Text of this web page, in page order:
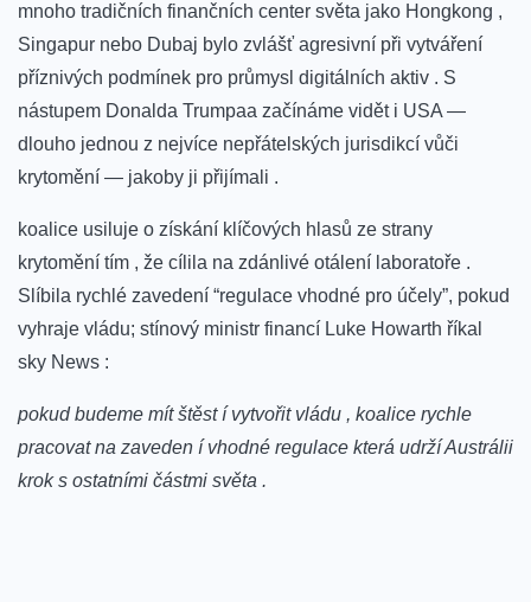
mnoho tradičních finančních center světa jako Hongkong ,
Singapur ⁢nebo Dubaj bylo zvlášť agresivní‌ při‌ vytváření
příznivých podmínek pro průmysl digitálních aktiv . S
‌nástupem Donalda Trumpaa začínáme vidět i ‌USA —
dlouho jednou ⁤z nejvíce nepřátelských jurisdikcí vůči
krytomění⁣ — jakoby ji přijímali . ‌
koalice‌ usiluje o⁢ získání klíčových hlasů ze strany
krytomění tím , že⁢ cílila na zdánlivé otálení laboratoře .
Slíbila rychlé‍ zavedení ⁢“regulace vhodné pro účely”, pokud
vyhraje vládu; stínový ministr financí ⁢Luke Howarth říkal
sky News :
pokud budeme mít štěst í vytvořit vládu ,‌ koalice‌ rychle
pracovat na zaveden í vhodné regulace která⁤ udrží ‍Austrálii
krok s⁢ ostatními částmi světa .‌